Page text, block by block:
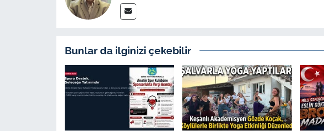
Bunlar da ilginizi çekebilir